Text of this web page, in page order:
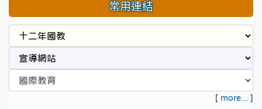
常用連結
[ more... ]